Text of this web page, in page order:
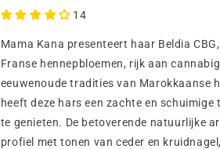
14
Mama Kana presenteert haar Beldia
Franse hennepbloemen, rijk aan
eeuwenoude tradities van Marokkaanse
heeft deze hars een zachte en
te genieten. De betoverende natuurlijke
profiel met tonen van ceder en